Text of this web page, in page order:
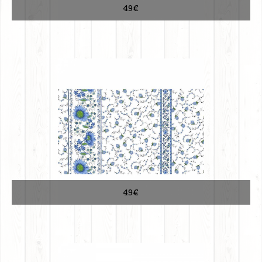
49€
49€